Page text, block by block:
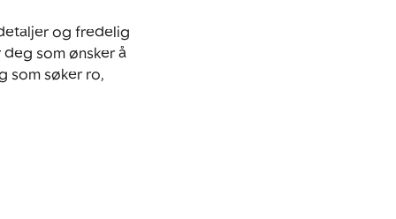
og fredelig
som ønsker å
som søker ro,